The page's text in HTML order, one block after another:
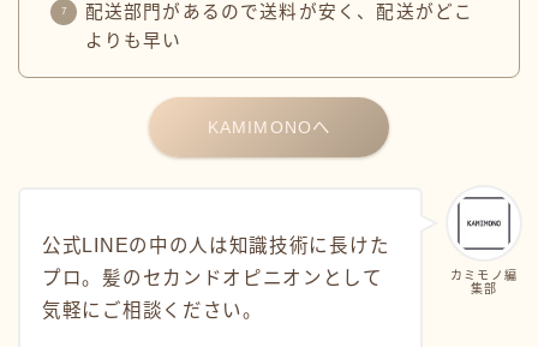
配送部門があるので送料が安く、配送がどこ
よりも早い
KAMIMONOへ
カミモノ編
集部
公式LINEの中の人は知識技術に長けた
プロ。髪のセカンドオピニオンとして
気軽にご相談ください。